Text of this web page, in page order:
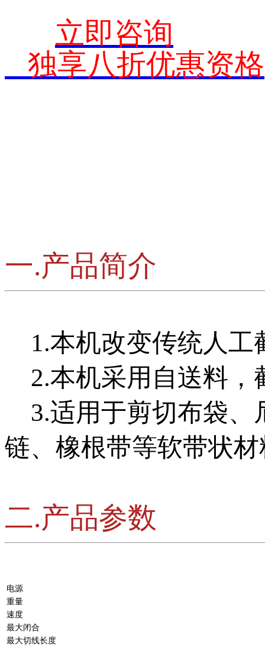
立即咨询
独享八折优惠资格
一.产品简介
1.本机改变传统人工
2.本机采用自送料，
3.适用于剪切布袋、
链、橡根带等软带状
二.产品参数
电源
重量
速度
最大闭合
最大切线长度